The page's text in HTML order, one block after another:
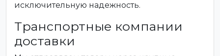
исключительную надежность.
Транспортные компании
доставки